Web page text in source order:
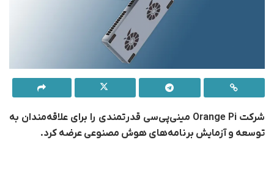
شرکت Orange Pi مینی‌پی‌سی قدرتمندی را برای علاقه‌مندان به
توسعه و آزمایش برنامه‌های هوش مصنوعی عرضه کرد.